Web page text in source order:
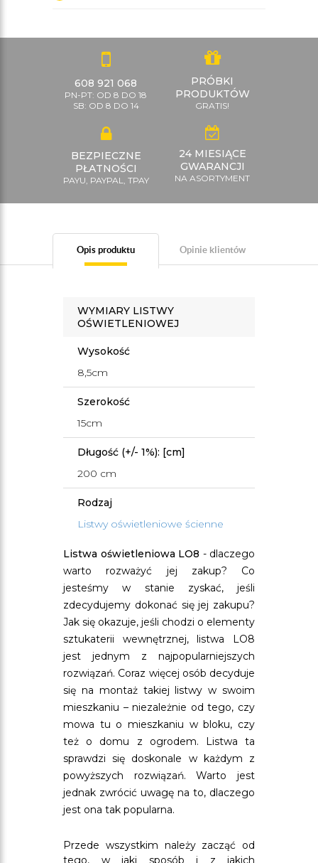
608 921 068
PN-PT: OD 8 DO 18
SB: OD 8 DO 14
PRÓBKI
PRODUKTÓW
GRATIS!
BEZPIECZNE
PŁATNOŚCI
PAYU, PAYPAL, TPAY
24 MIESIĄCE
GWARANCJI
NA ASORTYMENT
Opis produktu Opinie klientów
WYMIARY LISTWY
OŚWIETLENIOWEJ
Wysokość
8,5cm
Szerokość
15cm
Długość (+/- 1%): [cm]
200 cm
Rodzaj
Listwy oświetleniowe ścienne
Listwa oświetleniowa LO8 - dlaczego
warto rozważyć jej zakup? Co
jesteśmy w stanie zyskać, jeśli
zdecydujemy dokonać się jej zakupu?
Jak się okazuje, jeśli chodzi o elementy
sztukaterii wewnętrznej, listwa LO8
jest jednym z najpopularniejszych
rozwiązań. Coraz więcej osób decyduje
się na montaż takiej listwy w swoim
mieszkaniu – niezależnie od tego, czy
mowa tu o mieszkaniu w bloku, czy
też o domu z ogrodem. Listwa ta
sprawdzi się doskonale w każdym z
powyższych rozwiązań. Warto jest
jednak zwrócić uwagę na to, dlaczego
jest ona tak popularna.
Przede wszystkim należy zacząć od
tego, w jaki sposób i z jakich